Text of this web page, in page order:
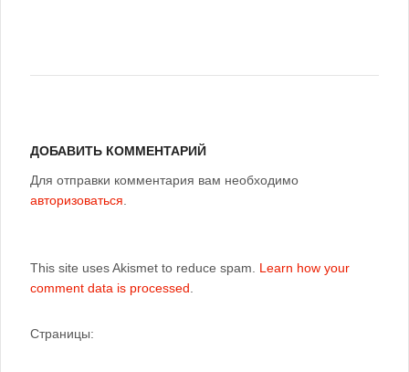
ДОБАВИТЬ КОММЕНТАРИЙ
Для отправки комментария вам необходимо
авторизоваться
This site uses Akismet to reduce spam. Learn how your
comment data is processed
Страницы: